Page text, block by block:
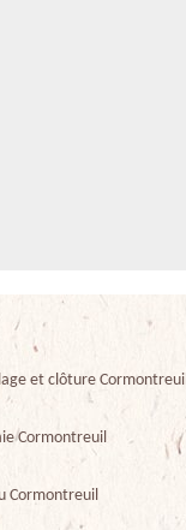
et clôture Cormontreuil
Cormontreuil
Cormontreuil